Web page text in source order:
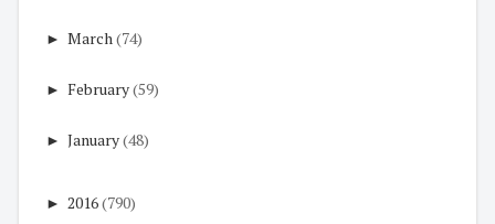
► March(74)
► February(59)
► January(48)
► 2016(790)